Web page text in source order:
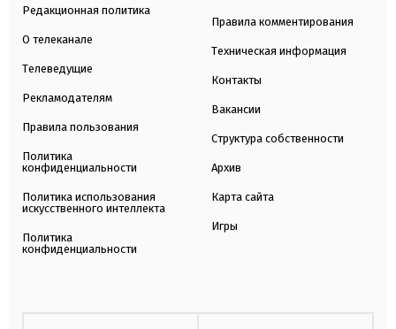
Редакционная политика
О телеканале
Телеведущие
Рекламодателям
Правила пользования
Политика
конфиденциальности
Политика использования
искусственного интеллекта
Политика
конфиденциальности
Правила комментирования
Техническая информация
Контакты
Вакансии
Структура собственности
Архив
Карта сайта
Игры